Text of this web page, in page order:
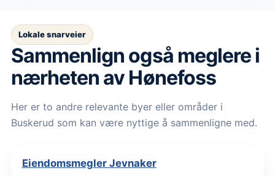
Lokale snarveier
Sammenlign også meglere i
nærheten av Hønefoss
Her er to andre relevante byer eller områder i
Buskerud som kan være nyttige å sammenligne med.
Eiendomsmegler Jevnaker